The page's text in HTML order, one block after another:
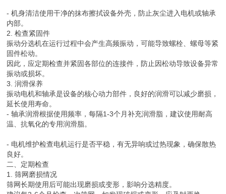
- 机身清洁使用干净的抹布擦拭设备外壳，防止灰尘进入电机或轴承
内部。
2. 检查紧固件
振动分选机在运行过程中会产生高频振动，可能导致螺栓、螺母等紧
固件松动。
因此，应定期检查并紧固各部位的连接件，防止因松动导致设备异常
振动或损坏。
3. 润滑保养
振动电机和轴承是设备的核心动力部件，良好的润滑可以减少磨损，
延长使用寿命。
- 轴承润滑根据使用频率，每隔1-3个月补充润滑脂，建议使用耐高
温、抗氧化的专用润滑脂。
- 电机维护检查电机运行是否平稳，有无异响或过热现象，确保散热
良好。
二、定期检查
1. 筛网磨损情况
筛网长期使用后可能出现磨损或变形，影响分选精度。